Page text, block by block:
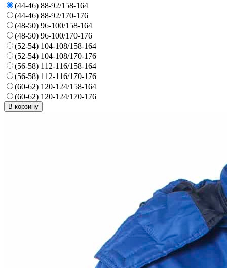
(44-46) 88-92/158-164
(44-46) 88-92/170-176
(48-50) 96-100/158-164
(48-50) 96-100/170-176
(52-54) 104-108/158-164
(52-54) 104-108/170-176
(56-58) 112-116/158-164
(56-58) 112-116/170-176
(60-62) 120-124/158-164
(60-62) 120-124/170-176
В корзину